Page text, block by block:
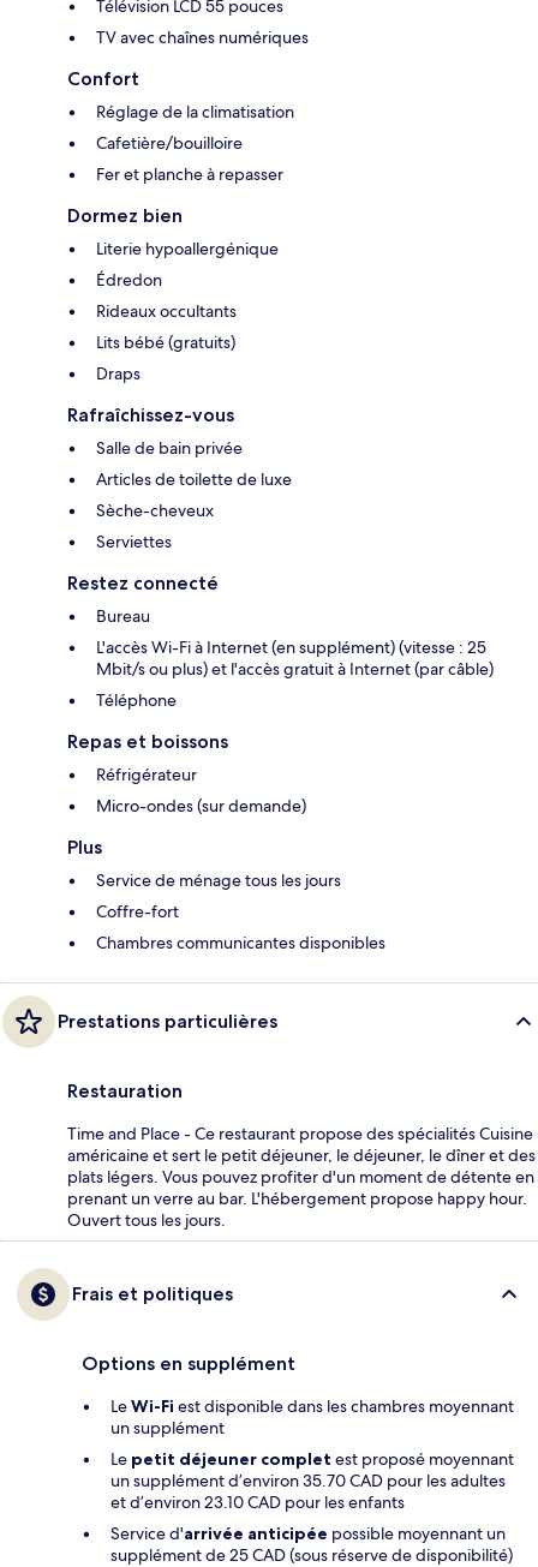
Télévision LCD 55 pouces
TV avec chaînes numériques
Confort
Réglage de la climatisation
Cafetière/bouilloire
Fer et planche à repasser
Dormez bien
Literie hypoallergénique
Édredon
Rideaux occultants
Lits bébé (gratuits)
Draps
Rafraîchissez-vous
Salle de bain privée
Articles de toilette de luxe
Sèche-cheveux
Serviettes
Restez connecté
Bureau
L'accès Wi-Fi à Internet (en supplément) (vitesse : 25
Mbit/s ou plus) et l'accès gratuit à Internet (par câble)
Téléphone
Repas et boissons
Réfrigérateur
Micro-ondes (sur demande)
Plus
Service de ménage tous les jours
Coffre-fort
Chambres communicantes disponibles
Prestations particulières
Restauration
Time and Place - Ce restaurant propose des spécialités Cuisine
américaine et sert le petit déjeuner, le déjeuner, le dîner et des
plats légers. Vous pouvez profiter d'un moment de détente en
prenant un verre au bar. L'hébergement propose happy hour.
Ouvert tous les jours.
Frais et politiques
Options en supplément
LeWi-Fi est disponible dans les chambres moyennant
un supplément
Le petit déjeuner complet est proposé moyennant
un supplément d’environ 35.70 CAD pour les adultes
et d’environ 23.10 CAD pour les enfants
Service d'arrivée anticipée possible moyennant un
supplément de 25 CAD (sous réserve de disponibilité)